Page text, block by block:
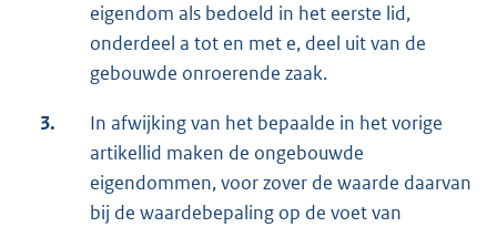
eigendom als bedoeld in het eerste lid,
onderdeel a tot en met e, deel uit van de
gebouwde onroerende zaak.
3.
In afwijking van het bepaalde in het vorige
artikellid maken de ongebouwde
eigendommen, voor zover de waarde daarvan
bij de waardebepaling op de voet van